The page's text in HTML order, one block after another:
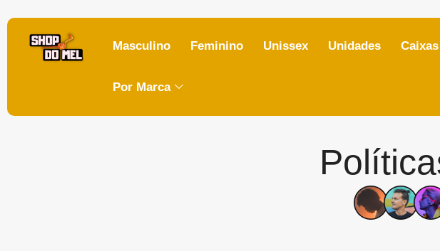
Masculino Feminino Unissex Unidades Caixas
Por Marca